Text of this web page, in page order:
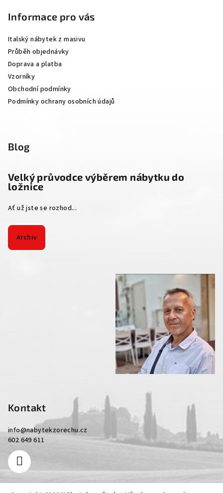
Informace pro vás
Italský nábytek z masivu
Průběh objednávky
Doprava a platba
Vzorníky
Obchodní podmínky
Podmínky ochrany osobních údajů
Blog
Velký průvodce výběrem nábytku do
ložnice
Ať už jste se rozhod...
Archiv
Kontakt
info@nabytekzorechu.cz
602 649 611